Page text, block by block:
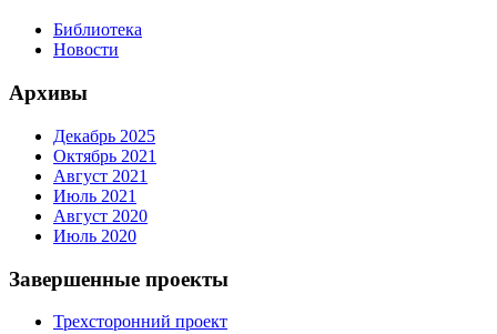
Библиотека
Новости
Архивы
Декабрь 2025
Октябрь 2021
Август 2021
Июль 2021
Август 2020
Июль 2020
Завершенные проекты
Трехсторонний проект